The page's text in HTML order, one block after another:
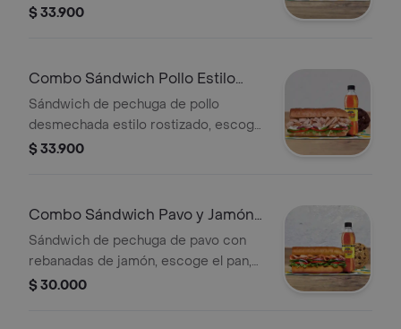
teriyaki. Pídelo con tus vegetales
bebida más acompañamiento
$ 33.900
Combo Sándwich Pollo Estilo
Rostizado 15 Cm
Sándwich de pechuga de pollo
desmechada estilo rostizado, escoge
el pan, queso, vegetales y salsas que
$ 33.900
Combo Sándwich Pavo y Jamón
15 Cm
Sándwich de pechuga de pavo con
rebanadas de jamón, escoge el pan,
queso, vegetales y salsas que
$ 30.000